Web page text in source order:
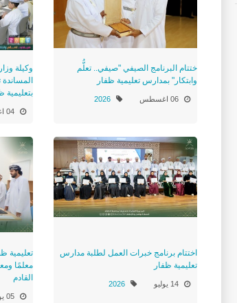
ختتام البرنامج الصيفي "صيفي.. تعلُّم
وابتكار" بمدارس تعليمية ظفار
06 اغسطس 2026
وكيلة
المساندة
بتعليمية
04 اغسطس
اختتام برنامج خبرات العمل لطلبة مدارس
تعليمية ظفار
14 يوليو 2026
معلمًا
القادم
05 يوليو